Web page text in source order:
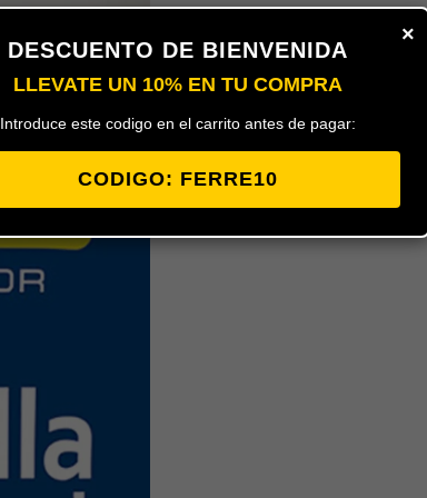
Sellaceys Masilla Refractaria es
inorgánica especialmente indicada
Es ideal para fisuras o para el
a altas temperaturas.Sellaceys
comportamiento frente a altas
inflamable y una vez expuesto al
original.EAN: 8411519763010
×
DESCUENTO DE BIENVENIDA
LLEVATE UN 10% EN TU COMPRA
Introduce este codigo en el carrito antes de pagar:
CODIGO: FERRE10